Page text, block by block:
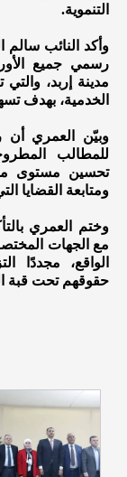
التنموية.
وأكد النائب
رسمي جميع
مدينة إربد،
الخدمية، بهدف
وبيّن العمري أن
للمطالب
تحسين مستوى
ومتابعة القضايا
وختم العمري
مع الجهات
الواقع، مجددًا
حقوقهم تحت قبة